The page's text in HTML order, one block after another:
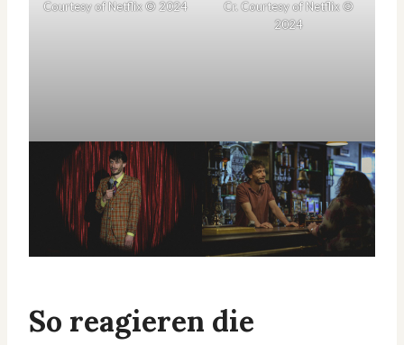
Courtesy of Netflix © 2024
Cr. Courtesy of Netflix ©
2024
So reagieren die